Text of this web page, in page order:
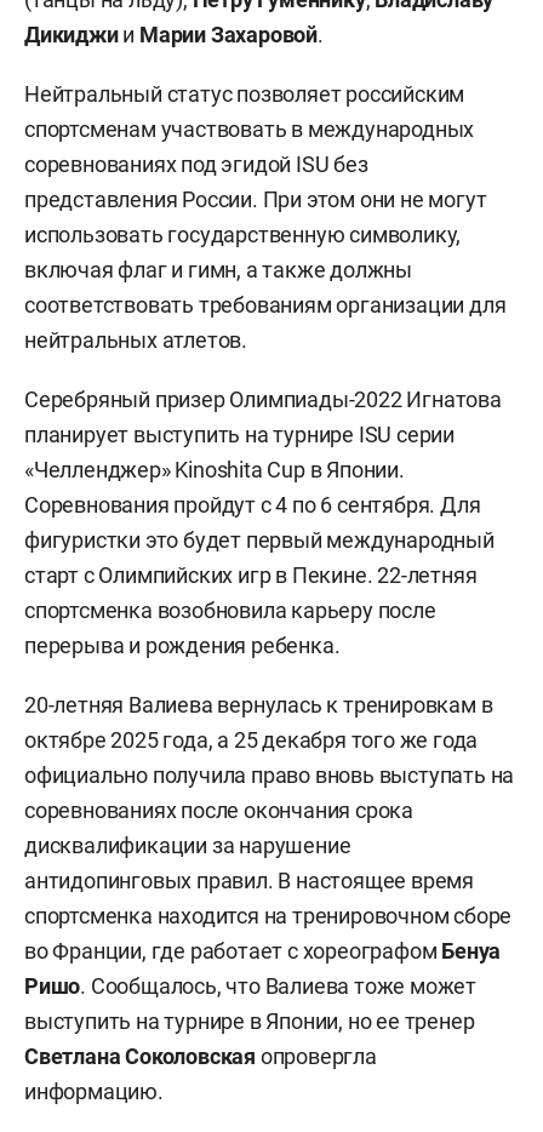
Дикиджии Марии Захаровой.
Нейтральный статус позволяет российским
спортсменам участвовать в международных
соревнованиях под эгидой ISU без
представления России. При этом они не могут
использовать государственную символику,
включая флаг и гимн, а также должны
соответствовать требованиям организации для
нейтральных атлетов.
Серебряный призер Олимпиады-2022 Игнатова
планирует выступить на турнире ISU серии
«Челленджер» Kinoshita Cup в Японии.
Соревнования пройдут с 4 по 6 сентября. Для
фигуристки это будет первый международный
старт с Олимпийских игр в Пекине. 22-летняя
спортсменка возобновила карьеру после
перерыва и рождения ребенка.
20-летняя Валиева вернулась к тренировкам в
октябре 2025 года, а 25 декабря того же года
официально получила право вновь выступать на
соревнованиях после окончания срока
дисквалификации за нарушение
антидопинговых правил. В настоящее время
спортсменка находится на тренировочном сборе
во Франции, где работает с хореографом Бенуа
Ришо. Сообщалось, что Валиева тоже может
выступить на турнире в Японии, но ее тренер
Светлана Соколовская опровергла
информацию.